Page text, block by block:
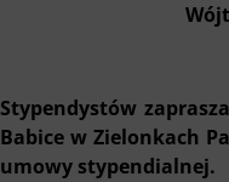
Stypendystów
Babice w Zielonkach
umowy stypendialnej.